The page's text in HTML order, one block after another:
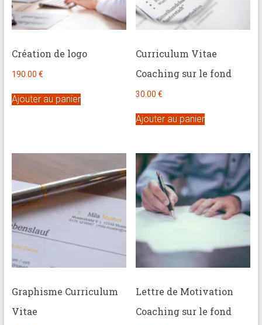
Création de logo
190.00 €
Ajouter au panier
Curriculum Vitae
Coaching sur le fond
30.00€
Ajouter au panier
Graphisme Curriculum
Vitae
Lettre de Motivation
Coaching sur le fond